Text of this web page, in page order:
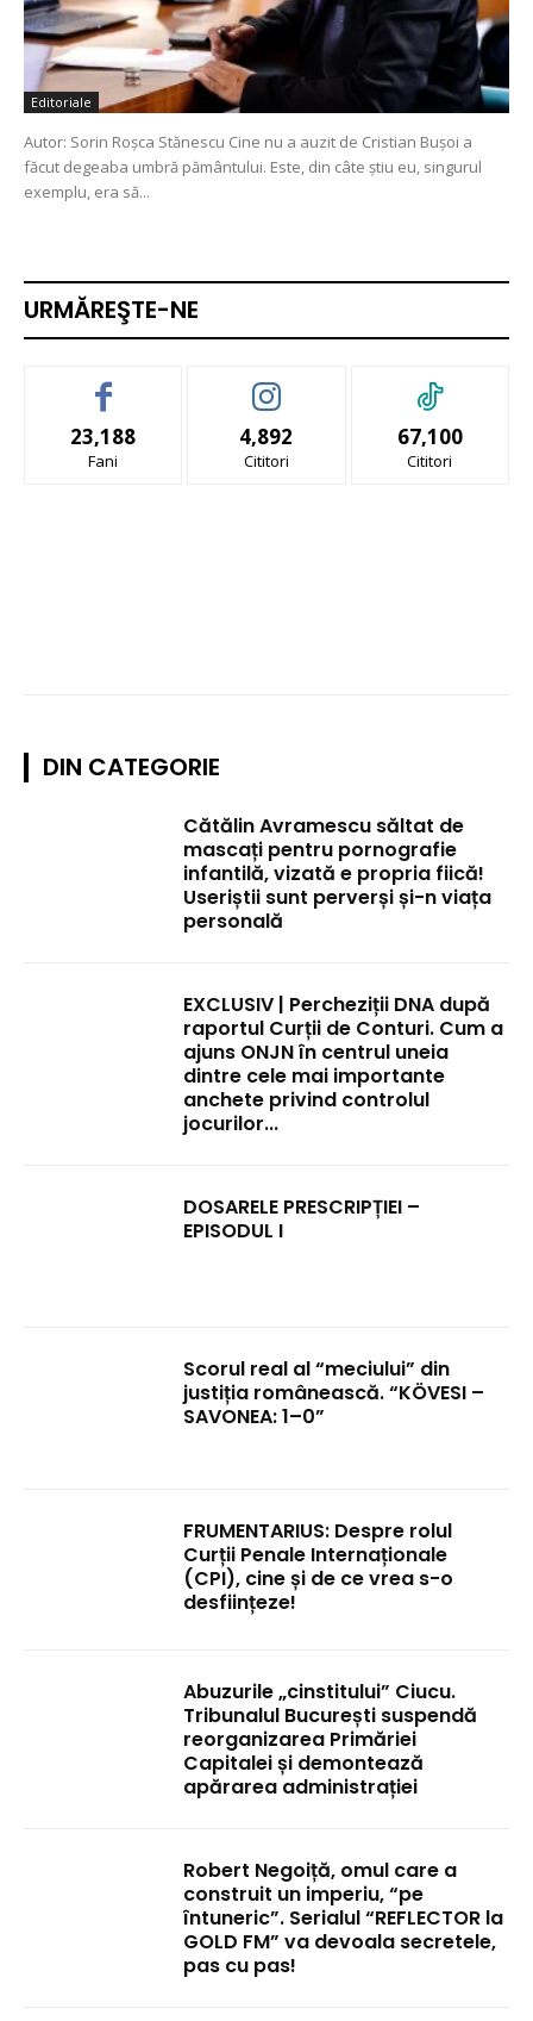
Editoriale
Autor: Sorin Roșca Stănescu Cine nu a auzit de Cristian Bușoi a
făcut degeaba umbră pământului. Este, din câte știu eu, singurul
exemplu, era să...
URMĂREŞTE-NE
23,188
Fani
4,892
Cititori
67,100
Cititori
DIN CATEGORIE
Cătălin Avramescu săltat de
mascați pentru pornografie
infantilă, vizată e propria fiică!
Useriștii sunt perverși și-n viața
personală
EXCLUSIV | Percheziții DNA după
raportul Curții de Conturi. Cum a
ajuns ONJN în centrul uneia
dintre cele mai importante
anchete privind controlul
jocurilor...
DOSARELE PRESCRIPȚIEI –
EPISODUL I
Scorul real al “meciului” din
justiția românească. “KÖVESI –
SAVONEA: 1–0”
FRUMENTARIUS: Despre rolul
Curții Penale Internaționale
(CPI), cine și de ce vrea s-o
desființeze!
Abuzurile „cinstitului” Ciucu.
Tribunalul București suspendă
reorganizarea Primăriei
Capitalei și demontează
apărarea administrației
Robert Negoiță, omul care a
construit un imperiu, “pe
întuneric”. Serialul “REFLECTOR la
GOLD FM” va devoala secretele,
pas cu pas!